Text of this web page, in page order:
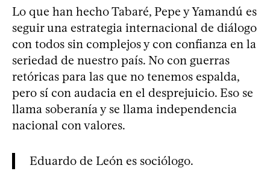
Lo que han hecho Tabaré, Pepe y Yamandú es
seguir una estrategia internacional de diálogo
con todos sin complejos y con confianza en la
seriedad de nuestro país. No con guerras
retóricas para las que no tenemos espalda,
pero sí con audacia en el desprejuicio. Eso se
llama soberanía y se llama independencia
nacional con valores.
Eduardo de León es sociólogo.